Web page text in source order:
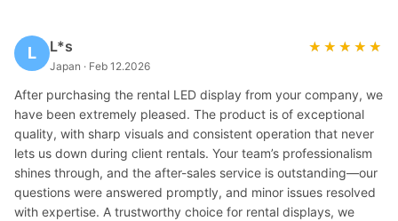
L L*s
Japan · Feb 12.2026
★★★★★
★★★★★
After purchasing the rental LED display from your company, we
have been extremely pleased. The product is of exceptional
quality, with sharp visuals and consistent operation that never
lets us down during client rentals. Your team’s professionalism
shines through, and the after-sales service is outstanding—our
questions were answered promptly, and minor issues resolved
with expertise. A trustworthy choice for rental displays, we